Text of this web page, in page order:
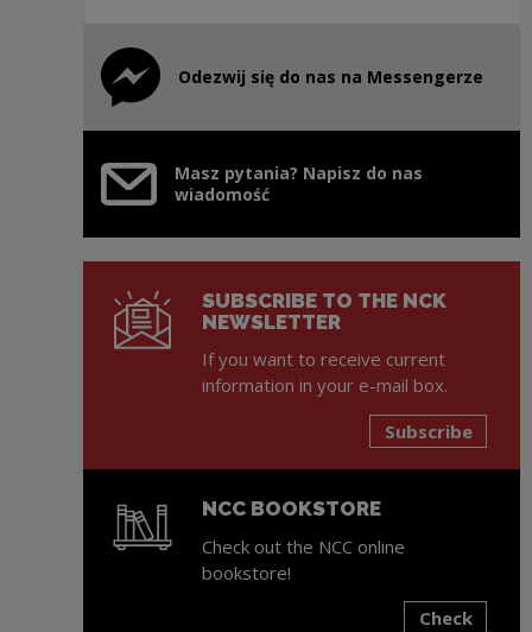
Odezwij się do nas na Messengerze
Note, the link will open in a new window
Masz pytania? Napisz do nas
wiadomość
SUBSCRIBE TO THE NCK
NEWSLETTER
If you want to receive current
information in your e-mail box.
Subscribe
NCC BOOKSTORE
Check out the NCC online
bookstore!
Check